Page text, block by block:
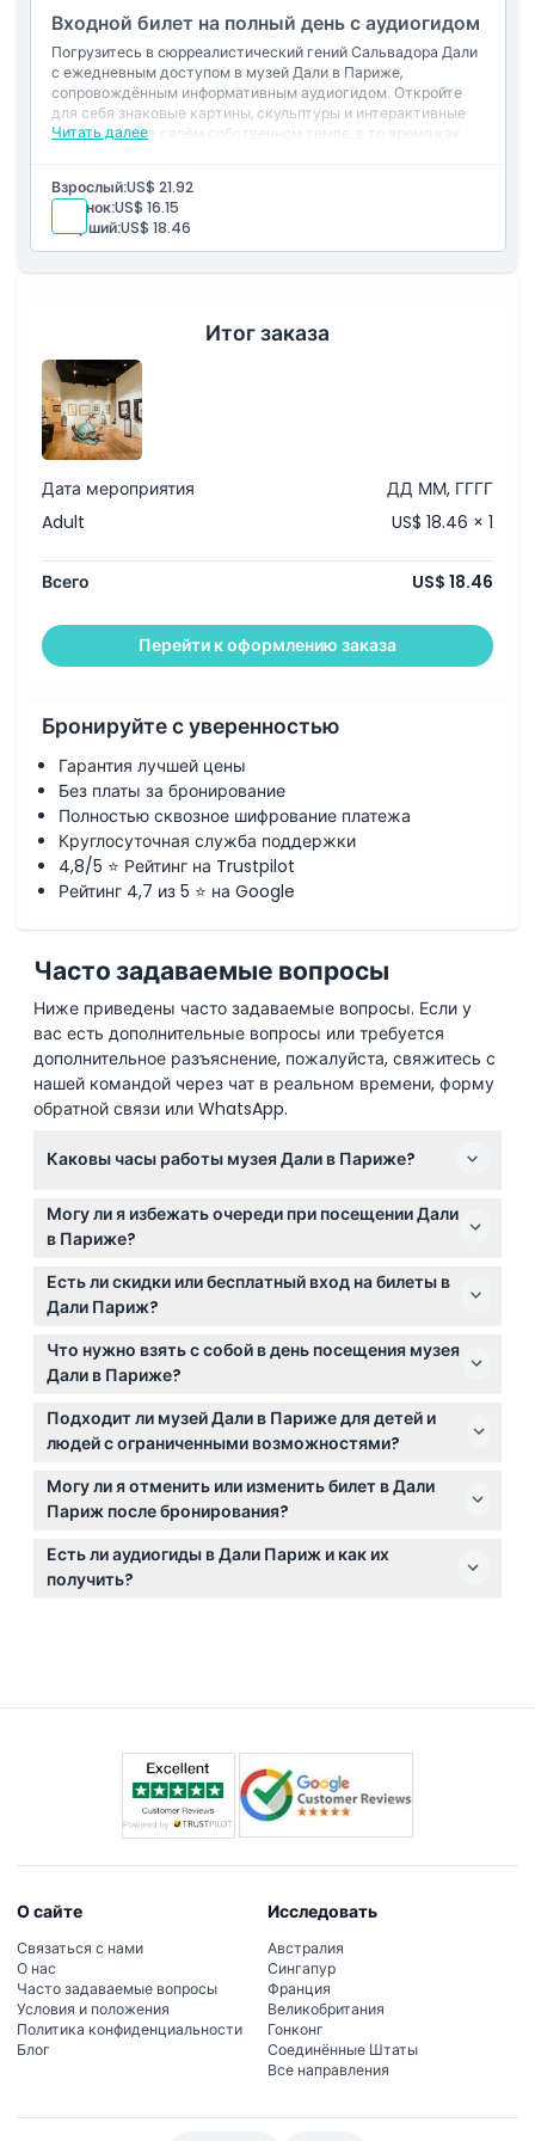
Исключения
Часы работы
Местоположение
Аудиогид
Гид
Другие личные расходы
Чаевые и благодарности.
Входной билет на полный день с аудиогидом
Погрузитесь в сюрреалистический гений Сальвадора Дали
с ежедневным доступом в музей Дали в Париже,
сопровождённым информативным аудиогидом. Откройте
для себя знаковые картины, скульптуры и интерактивные
инсталляции в своём собственном темпе, в то время как
умов.
Читать далее
Включено в стоимость
Билет с приоритетным входом в постоянную
Чаевые и благодарности.
Взрослый:US$ 21.92
Ребенок:US$ 16.15
Старший:US$ 18.46
Итог заказа
Дата мероприятия
ДД ММ, ГГГГ
Adult
US$ 18.46 × 1
Всего US$ 18.46
Перейти к оформлению заказа
Бронируйте с уверенностью
Гарантия лучшей цены
Без платы за бронирование
Полностью сквозное шифрование платежа
Круглосуточная служба поддержки
4,8/5 ⭐ Рейтинг на Trustpilot
Рейтинг 4,7 из 5 ⭐ на Google
Часто задаваемые вопросы
Ниже приведены часто задаваемые вопросы. Если у
вас есть дополнительные вопросы или требуется
дополнительное разъяснение, пожалуйста, свяжитесь с
нашей командой через чат в реальном времени, форму
обратной связи или WhatsApp.
Каковы часы работы музея Дали в Париже?
Музей Дали в Париже открыт ежедневно с 10:00 до
18:00, последний вход в 18:00. Рекомендуется
прибыть за 10 минут до забронированного времени.
(возможны изменения — пожалуйста,
подтверждайте при бронировании)
Могу ли я избежать очереди при посещении Дали
в Париже?
Да, если вы бронируете билеты онлайн через этот
сайт, вы получите пропуск без очереди в музей
Дали в Париже, что позволит сэкономить время при
входе.
Есть ли скидки или бесплатный вход на билеты в
Дали Париж?
Для некоторых посетителей цена билетов снижена
(€13 или €11), а дети до 8 лет проходят бесплатно.
Вы можете проверить ваше право на скидку и цены
во время онлайн-бронирования.
Что нужно взять с собой в день посещения музея
Дали в Париже?
Возьмите копию вашего онлайн-билета (в
цифровом или печатном виде) и действительный
документ, если вы претендуете на льготный или
бесплатный вход. Рекомендуется удобная обувь
для прогулок по музею.
Подходит ли музей Дали в Париже для детей и
людей с ограниченными возможностями?
Да, дети до 8 лет проходят бесплатно, а музей
доступен для посетителей с ограниченными
возможностями, имеющих действующую
инвалидную карту.
Могу ли я отменить или изменить билет в Дали
Париж после бронирования?
Нет, билеты не подлежат возврату и не могут быть
отменены. Убедитесь, что используете билет в
указанное при покупке дату и время.
Есть ли аудиогиды в Дали Париж и как их
получить?
О сайте
Связаться с нами
О нас
Часто задаваемые вопросы
Условия и положения
Политика конфиденциальности
Блог
Исследовать
Австралия
Сингапур
Франция
Великобритания
Гонконг
Соединённые Штаты
Все направления